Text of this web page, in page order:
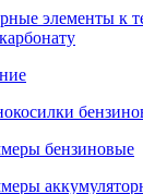
элементы к
бензиновые